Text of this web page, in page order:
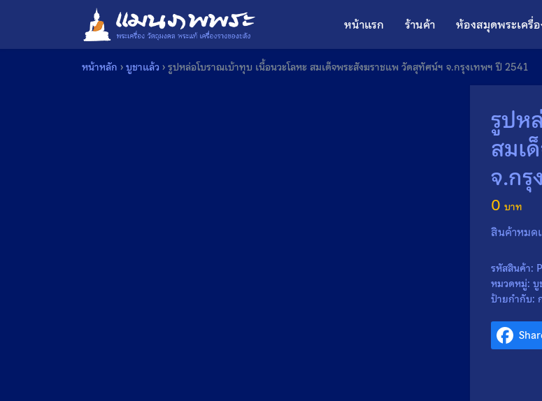
หน้าแรก ร้านค้า ห้องสมุดพระเครื่
หน้าหลัก ›บูชาแล้ว ›รูปหล่อโบราณเบ้าทุบ เนื้อนวะโลหะ สมเด็จพระสังฆราชแพ วัดสุทัศน์ฯ จ.กรุงเทพฯ ปี 2541
รูปห
สมเ
จ.ก
0
สินค้าหมด
รหัสสินค้า:
หมวดหมู่: บู
ป้ายกำกับ: